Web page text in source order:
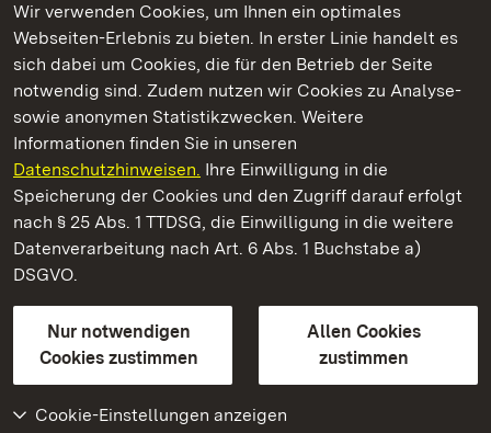
Wir verwenden Cookies, um Ihnen ein optimales
Webseiten-Erlebnis zu bieten. In erster Linie handelt es
sich dabei um Cookies, die für den Betrieb der Seite
notwendig sind. Zudem nutzen wir Cookies zu Analyse-
sowie anonymen Statistikzwecken. Weitere
Informationen finden Sie in unseren
Datenschutzhinweisen. Ihre Einwilligung in die
Speicherung der Cookies und den Zugriff darauf erfolgt
nach § 25 Abs. 1 TTDSG, die Einwilligung in die weitere
Datenverarbeitung nach Art. 6 Abs. 1 Buchstabe a)
DSGVO.
Nur notwendigen
Cookies zustimmen
Allen Cookies
zustimmen
Cookie-Einstellungen anzeigen
Kommen. Staunen. Genießen.
Staatliche Schlösser und Gärten Baden‑Württemberg
Staatliche Schlösser und Gärten Baden-Württemberg
Kontakt
GebärdenspracheLeichte Sprache
Erklärung zur Barrierefreiheit
BITV-konform (geprüfte Seiten)
Weiteres